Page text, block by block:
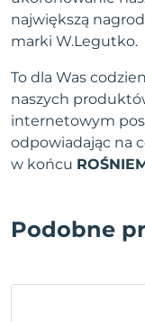
największą
marki W.Legutko.
To dla Was
naszych
internetowym
odpowiadając na
w końcu
Podobne